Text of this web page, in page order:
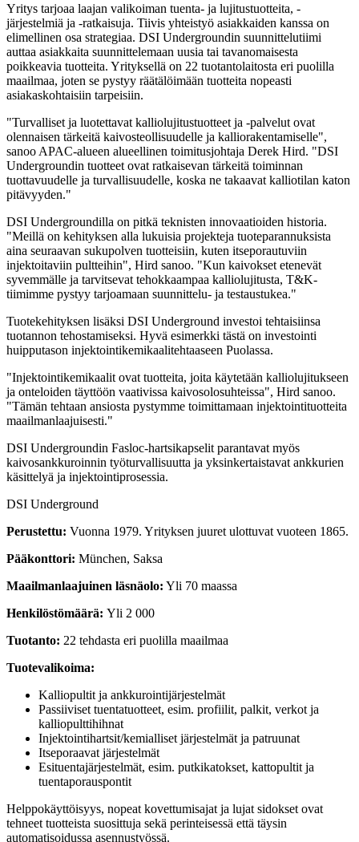
Yritys tarjoaa laajan valikoiman tuenta- ja lujitustuotteita, -
järjestelmiä ja -ratkaisuja. Tiivis yhteistyö asiakkaiden kanssa on
elimellinen osa strategiaa. DSI Undergroundin suunnittelutiimi
auttaa asiakkaita suunnittelemaan uusia tai tavanomaisesta
poikkeavia tuotteita. Yrityksellä on 22 tuotantolaitosta eri puolilla
maailmaa, joten se pystyy räätälöimään tuotteita nopeasti
asiakaskohtaisiin tarpeisiin.
"Turvalliset ja luotettavat kalliolujitustuotteet ja -palvelut ovat
olennaisen tärkeitä kaivosteollisuudelle ja kalliorakentamiselle",
sanoo APAC-alueen alueellinen toimitusjohtaja Derek Hird. "DSI
Undergroundin tuotteet ovat ratkaisevan tärkeitä toiminnan
tuottavuudelle ja turvallisuudelle, koska ne takaavat kalliotilan katon
pitävyyden."
DSI Undergroundilla on pitkä teknisten innovaatioiden historia.
"Meillä on kehityksen alla lukuisia projekteja tuoteparannuksista
aina seuraavan sukupolven tuotteisiin, kuten itseporautuviin
injektoitaviin pultteihin", Hird sanoo. "Kun kaivokset etenevät
syvemmälle ja tarvitsevat tehokkaampaa kalliolujitusta, T&K-
tiimimme pystyy tarjoamaan suunnittelu- ja testaustukea."
Tuotekehityksen lisäksi DSI Underground investoi tehtaisiinsa
tuotannon tehostamiseksi. Hyvä esimerkki tästä on investointi
huipputason injektointikemikaalitehtaaseen Puolassa.
"Injektointikemikaalit ovat tuotteita, joita käytetään kalliolujitukseen
ja onteloiden täyttöön vaativissa kaivosolosuhteissa", Hird sanoo.
"Tämän tehtaan ansiosta pystymme toimittamaan injektointituotteita
maailmanlaajuisesti."
DSI Undergroundin Fasloc-hartsikapselit parantavat myös
kaivosankkuroinnin työturvallisuutta ja yksinkertaistavat ankkurien
käsittelyä ja injektointiprosessia.
DSI Underground
Perustettu: Vuonna 1979. Yrityksen juuret ulottuvat vuoteen 1865.
Pääkonttori: München, Saksa
Maailmanlaajuinen läsnäolo: Yli 70 maassa
Henkilöstömäärä: Yli 2 000
Tuotanto: 22 tehdasta eri puolilla maailmaa
Tuotevalikoima:
Kalliopultit ja ankkurointijärjestelmät
Passiiviset tuentatuotteet, esim. profiilit, palkit, verkot ja
kalliopulttihihnat
Injektointihartsit/kemialliset järjestelmät ja patruunat
Itseporaavat järjestelmät
Esituentajärjestelmät, esim. putkikatokset, kattopultit ja
tuentaporauspontit
Helppokäyttöisyys, nopeat kovettumisajat ja lujat sidokset ovat
tehneet tuotteista suosittuja sekä perinteisessä että täysin
automatisoidussa asennustyössä.